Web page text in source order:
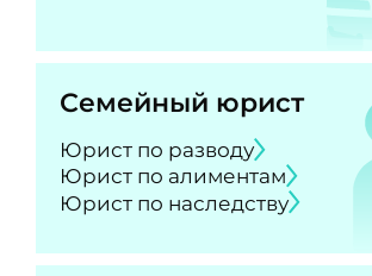
Семейный юрист
Юрист по разводу
Юрист по алиментам
Юрист по наследству